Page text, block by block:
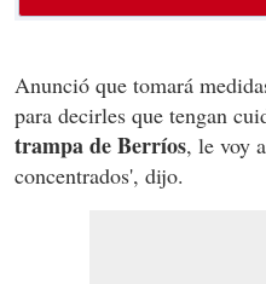
Anunció que tomará
para decirles que tengan
trampa de Berríos, le voy
concentrados', dijo.